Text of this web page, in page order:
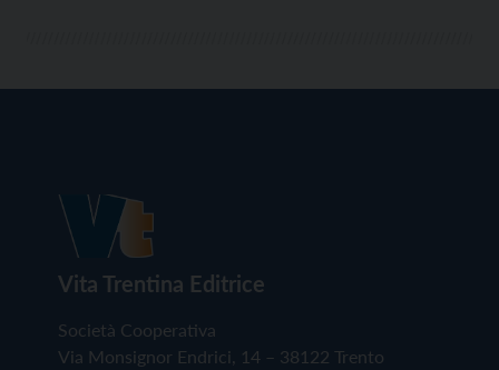
Vita Trentina Editrice
Società Cooperativa
Via Monsignor Endrici, 14 – 38122 Trento